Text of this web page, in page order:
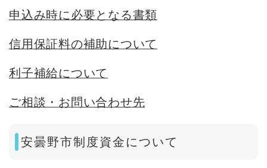
申込み時に必要となる書類
信用保証料の補助について
利子補給について
ご相談・お問い合わせ先
安曇野市制度資金について